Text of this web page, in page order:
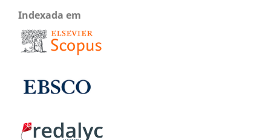
Indexada em